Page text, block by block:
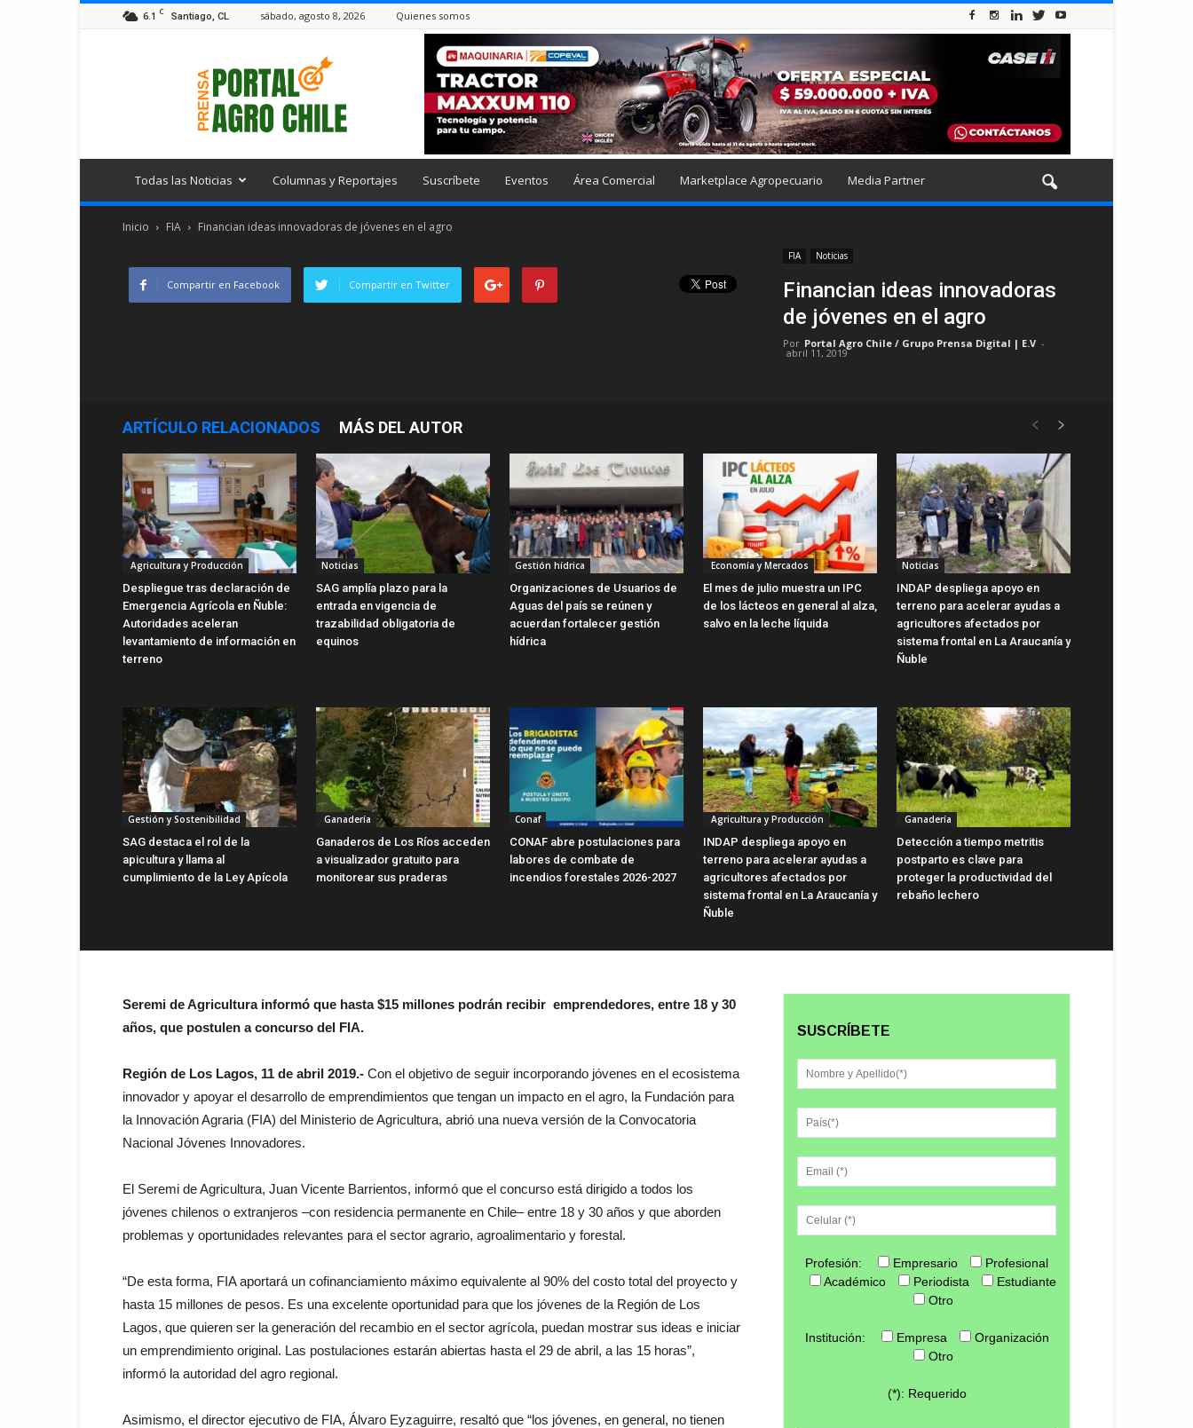
6.1 C Santiago, CL sábado, agosto 8, 2026 Quienes somos
Todas las Noticias Columnas y Reportajes Suscríbete Eventos Área Comercial Marketplace Agropecuario Media Partner
Inicio FIA Financian ideas innovadoras de jóvenes en el agro
FIA Noticias
Financian ideas innovadoras
de jóvenes en el agro
Por Portal Agro Chile / Grupo Prensa Digital | E.V -
abril 11, 2019
Compartir en Facebook Compartir en Twitter
ARTÍCULO RELACIONADOS MÁS DEL AUTOR
Agricultura y Producción
Despliegue tras declaración de
Emergencia Agrícola en Ñuble:
Autoridades aceleran
levantamiento de información en
terreno
Noticias
SAG amplía plazo para la
entrada en vigencia de
trazabilidad obligatoria de
equinos
Gestión hídrica
Organizaciones de Usuarios de
Aguas del país se reúnen y
acuerdan fortalecer gestión
hídrica
Economía y Mercados
El mes de julio muestra un IPC
de los lácteos en general al alza,
salvo en la leche líquida
Noticias
INDAP despliega apoyo en
terreno para acelerar ayudas a
agricultores afectados por
sistema frontal en La Araucanía y
Ñuble
Gestión y Sostenibilidad
SAG destaca el rol de la
apicultura y llama al
cumplimiento de la Ley Apícola
Ganadería
Ganaderos de Los Ríos acceden
a visualizador gratuito para
monitorear sus praderas
Conaf
CONAF abre postulaciones para
labores de combate de
incendios forestales 2026-2027
Agricultura y Producción
INDAP despliega apoyo en
terreno para acelerar ayudas a
agricultores afectados por
sistema frontal en La Araucanía y
Ñuble
Ganadería
Detección a tiempo metritis
postparto es clave para
proteger la productividad del
rebaño lechero
Seremi de Agricultura informó que hasta $15 millones podrán recibir emprendedores, entre 18 y 30
años, que postulen a concurso del FIA.
Región de Los Lagos, 11 de abril 2019.- Con el objetivo de seguir incorporando jóvenes en el ecosistema
innovador y apoyar el desarrollo de emprendimientos que tengan un impacto en el agro, la Fundación para
la Innovación Agraria (FIA) del Ministerio de Agricultura, abrió una nueva versión de la Convocatoria
Nacional Jóvenes Innovadores.
El Seremi de Agricultura, Juan Vicente Barrientos, informó que el concurso está dirigido a todos los
jóvenes chilenos o extranjeros –con residencia permanente en Chile– entre 18 y 30 años y que aborden
problemas y oportunidades relevantes para el sector agrario, agroalimentario y forestal.
“De esta forma, FIA aportará un cofinanciamiento máximo equivalente al 90% del costo total del proyecto y
hasta 15 millones de pesos. Es una excelente oportunidad para que los jóvenes de la Región de Los
Lagos, que quieren ser la generación del recambio en el sector agrícola, puedan mostrar sus ideas e iniciar
un emprendimiento original. Las postulaciones estarán abiertas hasta el 29 de abril, a las 15 horas”,
informó la autoridad del agro regional.
Asimismo, el director ejecutivo de FIA, Álvaro Eyzaguirre, resaltó que “los jóvenes, en general, no tienen
SUSCRÍBETE
Profesión: Empresario
Profesional
Académico
Periodista
Estudiante
Otro
Institución: Empresa
Organización
Otro
(*): Requerido